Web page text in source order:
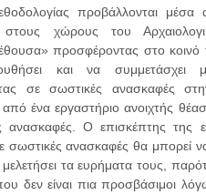
προβάλλονται μέσα
στους χώρους του
προσφέροντας στο κοινό
και να συμμετάσχει
σε σωστικές ανασκαφές
ένα εργαστήριο ανοιχτής
ανασκαφές. Ο επισκέπτης της
σωστικές ανασκαφές θα μπορεί
τα ευρήματα τους,
δεν είναι πια προσβάσιμοι